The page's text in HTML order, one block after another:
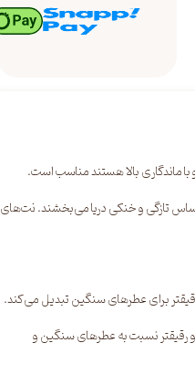
تازگی و خنکی دریا می‌بخشند. نت‌های
رقیقتر نسبت به عطرهای سنگین و